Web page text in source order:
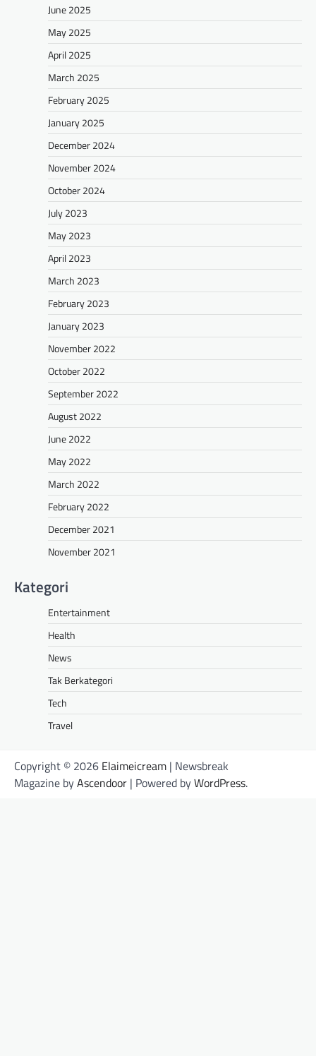
June 2025
May 2025
April 2025
March 2025
February 2025
January 2025
December 2024
November 2024
October 2024
July 2023
May 2023
April 2023
March 2023
February 2023
January 2023
November 2022
October 2022
September 2022
August 2022
June 2022
May 2022
March 2022
February 2022
December 2021
November 2021
Kategori
Entertainment
Health
News
Tak Berkategori
Tech
Travel
Copyright © 2026 Elaimeicream | Newsbreak
Magazine byAscendoor | Powered byWordPress.